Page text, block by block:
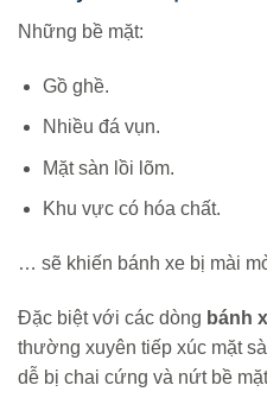
Những bề mặt:
Gồ ghề.
Nhiều đá vụn.
Mặt sàn lồi lõm.
Khu vực có hóa chất.
… sẽ khiến bánh xe bị mài
Đặc biệt với các dòng bánh
thường xuyên tiếp xúc mặt
dễ bị chai cứng và nứt bề